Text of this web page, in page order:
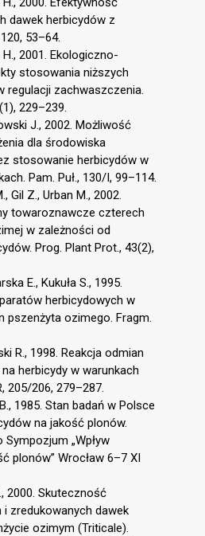
dawek herbicydów z
53–64.
2001. Ekologiczno-
stosowania niższych
regulacji zachwaszczenia.
229–239.
J., 2002. Możliwość
dla środowiska
stosowanie herbicydów w
Pam. Puł., 130/I, 99–114.
Gil Z., Urban M., 2002.
towaroznawcze czterech
w zależności od
Prog. Plant Prot., 43(2),
E., Kukuła S., 1995.
herbicydowych w
pszenżyta ozimego. Fragm.
R., 1998. Reakcja odmian
herbicydy w warunkach
205/206, 279–287.
1985. Stan badań w Polsce
na jakość plonów.
Sympozjum „Wpływ
plonów” Wrocław 6–7 XI
2000. Skuteczność
i zredukowanych dawek
ozimym (Triticale).